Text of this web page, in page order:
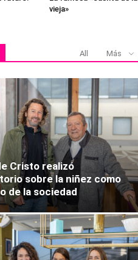
vieja»
All Más
Cristo realizó
sobre la niñez como
de la sociedad